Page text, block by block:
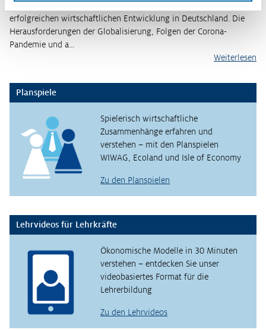
erfolgreichen wirtschaftlichen Entwicklung in Deutschland. Die
Herausforderungen der Globalisierung, Folgen der Corona-
Pandemie und a…
Weiterlesen
Planspiele
Spielerisch wirtschaftliche
Zusammenhänge erfahren und
verstehen – mit den Planspielen
WIWAG, Ecoland und Isle of Economy
Zu den Planspielen
Lehrvideos für Lehrkräfte
Ökonomische Modelle in 30 Minuten
verstehen – entdecken Sie unser
videobasiertes Format für die
Lehrerbildung
Zu den Lehrvideos